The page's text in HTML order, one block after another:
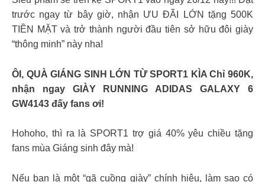
trước ngay từ bây giờ, nhận ƯU ĐÃI LỚN tặng 500K
TIỀN MẶT và trở thành người đầu tiên sở hữu đôi giày
“thông minh” này nha!
ÔI, QUÀ GIÁNG SINH LỚN TỪ SPORT1 KÌA Chỉ 960K,
nhận ngay GIÀY RUNNING ADIDAS GALAXY 6
GW4143 đấy fans ơi!
Hohoho, thì ra là SPORT1 trợ giá 40% yêu chiều tặng
fans mùa Giáng sinh đây mà!
Nếu bạn là một “gã cuồng giày” chính hiệu, làm sao có